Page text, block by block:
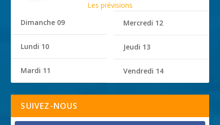
Les prévisions
Dimanche 09
Lundi 10
Mardi 11
Mercredi 12
Jeudi 13
Vendredi 14
SUIVEZ-NOUS